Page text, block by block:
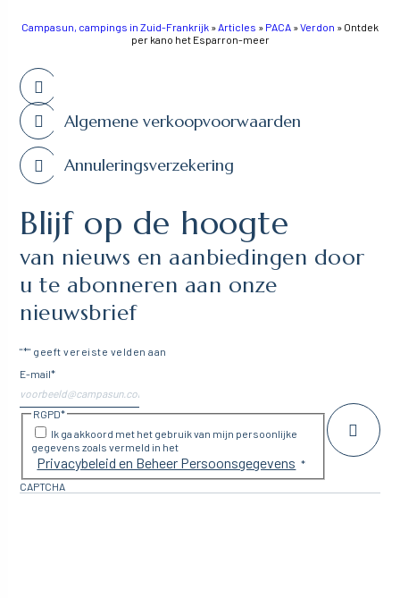
Campasun, campings in Zuid-Frankrijk »Articles » PACA »Verdon » Ontdek
per kano het Esparron-meer
Algemene verkoopvoorwaarden
Annuleringsverzekering
Blijf op de hoogte
van nieuws en aanbiedingen door
u te abonneren aan onze
nieuwsbrief
"*" geeft vereiste velden aan
E-mail*
RGPD*
Ik ga akkoord met het gebruik van mijn persoonlijke
gegevens zoals vermeld in het
Privacybeleid en Beheer Persoonsgegevens *
CAPTCHA